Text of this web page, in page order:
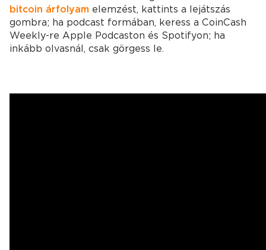
bitcoin árfolyam elemzést, kattints a lejátszás
gombra; ha podcast formában, keress a CoinCash
Weekly-re Apple Podcaston és Spotifyon; ha
inkább olvasnál, csak görgess le.